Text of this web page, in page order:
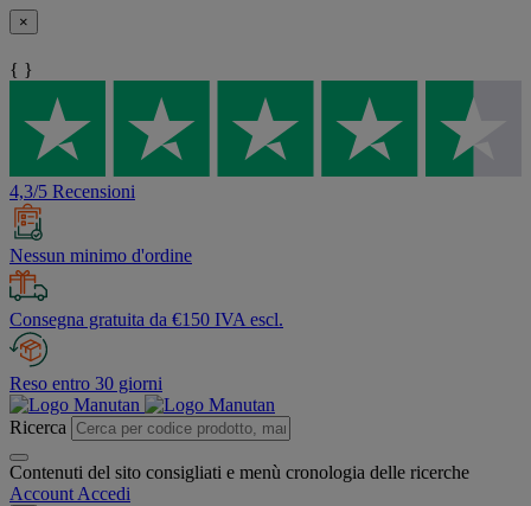
×
{ }
4,3/5 Recensioni
Nessun minimo d'ordine
Consegna gratuita da €150 IVA escl.
Reso entro 30 giorni
Ricerca
Contenuti del sito consigliati e menù cronologia delle ricerche
Account Accedi